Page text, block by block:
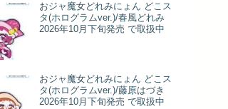
おジャ魔女どれみにょん どこス
タ(ホログラムver.)/春風どれみ
2026年10月下旬発売 で取扱中
おジャ魔女どれみにょん どこス
タ(ホログラムver.)/藤原はづき
2026年10月下旬発売 で取扱中